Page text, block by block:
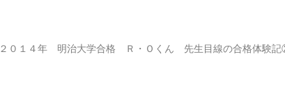
２０１４年 明治大学合格 Ｒ・Ｏくん 先生目線の合格体験